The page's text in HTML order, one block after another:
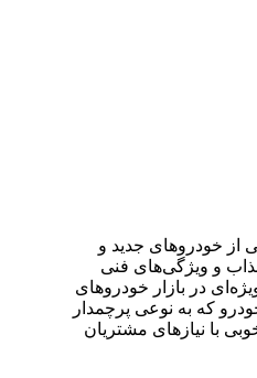
از خودروهای جدید و
و ویژگی‌های فنی
در بازار خودروهای
که به نوعی پرچمدار
با نیازهای مشتریان